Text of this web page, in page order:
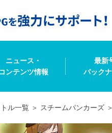
ニュース・
コンテンツ情報
最新
バック
ル一覧 スチームパンカーズ